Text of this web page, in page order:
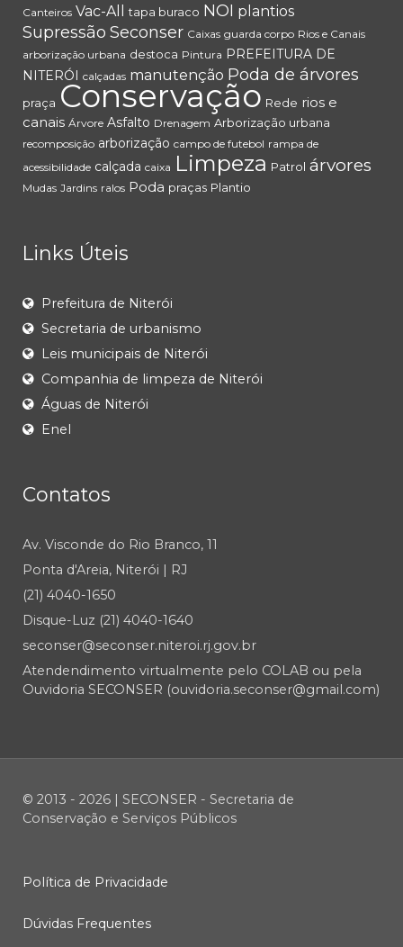
Canteiros Vac-All tapa buraco NOI plantios
Supressão Seconser Caixas guarda corpo Rios e Canais
arborização urbana destoca Pintura PREFEITURA DE
NITERÓI
calçadas manutenção Poda de árvores
praça Conservação Rede rios e
canais Árvore Asfalto Drenagem Arborização urbana
recomposição arborização campo de futebol rampa de
acessibilidade calçada caixa Limpeza Patrol árvores
Mudas Jardins ralos Poda praças Plantio
Links Úteis
Prefeitura de Niterói
Secretaria de urbanismo
Leis municipais de Niterói
Companhia de limpeza de Niterói
Águas de Niterói
Enel
Contatos
Av. Visconde do Rio Branco, 11
Ponta d'Areia, Niterói | RJ
(21) 4040-1650
Disque-Luz (21) 4040-1640
seconser@seconser.niteroi.rj.gov.br
Atendendimento virtualmente pelo COLAB ou pela
Ouvidoria SECONSER (ouvidoria.seconser@gmail.com)
© 2013 - 2026 | SECONSER - Secretaria de
Conservação e Serviços Públicos
Política de Privacidade
Dúvidas Frequentes